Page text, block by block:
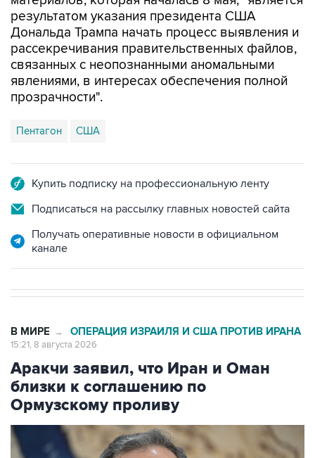
результатом указания президента США
Дональда Трампа начать процесс выявления и
рассекречивания правительственных файлов,
связанных с неопознанными аномальными
явлениями, в интересах обеспечения полной
прозрачности".
Пентагон США
Купить подписку на профессиональную ленту
Подписаться на рассылку главных новостей сайта
Получать оперативные новости в официальном
канале
В МИРЕ → ОПЕРАЦИЯ ИЗРАИЛЯ И США ПРОТИВ ИРАНА
15:21, 8 августа 2026
Аракчи заявил, что Иран и Оман
близки к соглашению по
Ормузскому проливу